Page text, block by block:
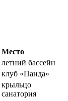
Место
летний бассейн
клуб «Панда»
крыльцо
санатория